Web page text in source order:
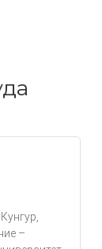
–